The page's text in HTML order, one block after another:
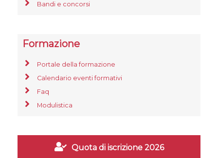
Bandi e concorsi
Formazione
Portale della formazione
Calendario eventi formativi
Faq
Modulistica
Quota di iscrizione 2026